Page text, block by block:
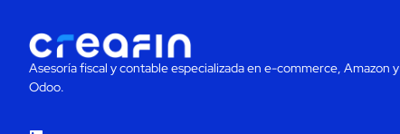
Asesoría fiscal y contable especializada en e-commerce, Amazon y
Odoo.